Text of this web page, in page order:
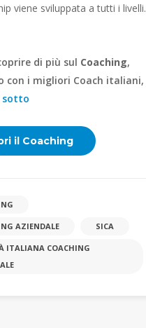
viene sviluppata a tutti i livelli.
di più sul Coaching,
con i migliori Coach italiani,
sotto
il Coaching
AZIENDALE SICA
ITALIANA COACHING